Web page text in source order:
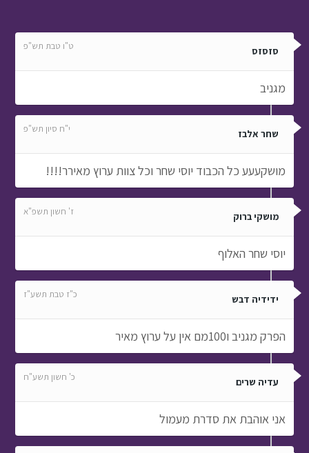
סזסזס ט"ו טבת תש"פ
מגניב
שחר אלבז י"ח סיון תש"פ
מושקעעע כל הכבוד יוסי שחר וכל צוות ערוץ מאירר!!!!
מושקי ברוק ז' חשון תשפ"א
יוסי שחר האלוף
ידידיה דבש כ"ז טבת תשע"ז
הפרק מגניב ו100מם אין על ערוץ מאיר
עדיה שרים כ' חשון תשע"ח
אני אוהבת את סדרת מעמול